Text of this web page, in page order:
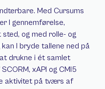
Med Cursums
I gennemførelse,
og med rolle- og
I bryde tallene ned på
drukne i ét samlet
xAPI og CMI5
aktivitet på tværs af